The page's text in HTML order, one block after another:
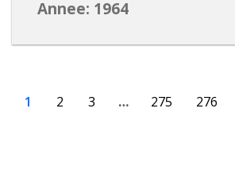
Annee: 1964
1 2 3 … 275 276